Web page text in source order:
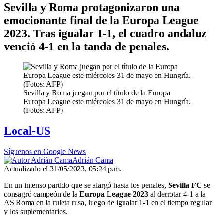
Sevilla y Roma protagonizaron una
emocionante final de la Europa League
2023. Tras igualar 1-1, el cuadro andaluz
venció 4-1 en la tanda de penales.
Sevilla y Roma juegan por el título de la Europa
Europa League este miércoles 31 de mayo en Hungría.
(Fotos: AFP)
Local-US
Síguenos en Google News
Adrián Cama
Actualizado el 31/05/2023, 05:24 p.m.
En un intenso partido que se alargó hasta los penales, Sevilla FC se
consagró campeón de la Europa League 2023 al derrotar 4-1 a la
AS Roma en la ruleta rusa, luego de igualar 1-1 en el tiempo regular
y los suplementarios.